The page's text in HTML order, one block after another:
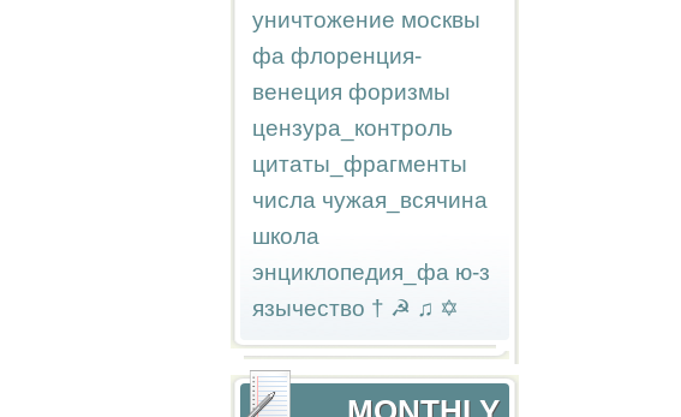
уничтожение москвы
фа флоренция-
венеция форизмы
цензура_контроль
цитаты_фрагменты
числа чужая_всячина
школа
энциклопедия_фа ю-з
язычество † ☭ ♫ ✡